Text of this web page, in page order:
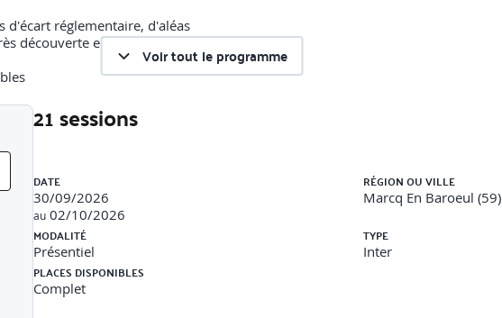
d'écart réglementaire, d'aléas
découverte en cours de travaux de MCA
» et les interventions de « sous-section 4 »
coordonnateurs SPS, acteurs de l'ingénierie de l'amiante
Voir tout le programme
21 sessions
DATE
30/09/2026
au 02/10/2026
RÉGION OU VILLE
Marcq En Baroeul (59)
MODALITÉ
Présentiel
TYPE
Inter
PLACES DISPONIBLES
Complet